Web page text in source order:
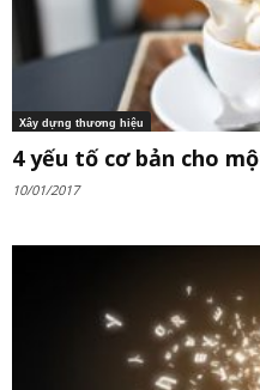
Xây dựng thương hiệu
4 yếu tố cơ bản cho
10/01/2017